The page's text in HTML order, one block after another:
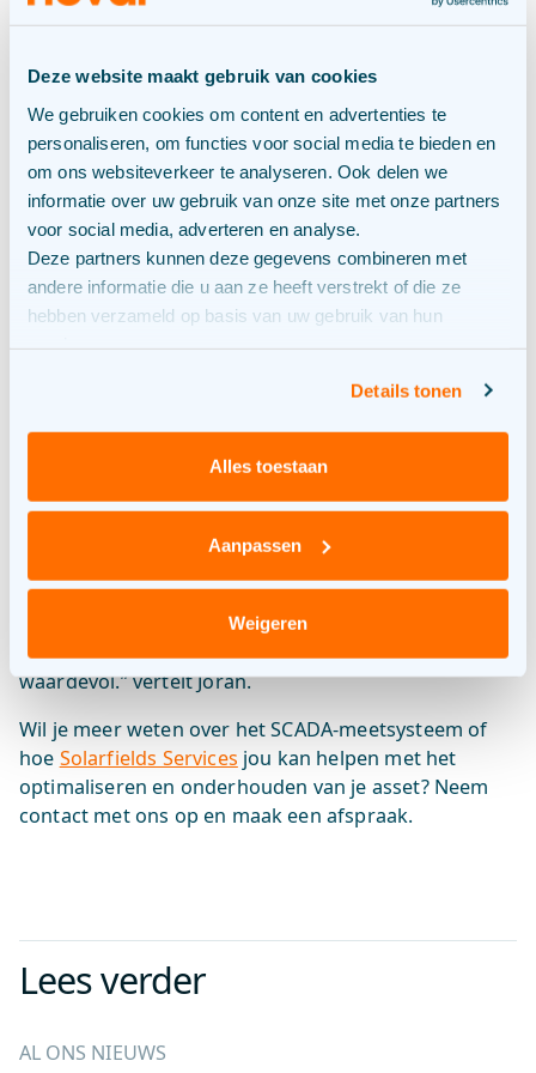
Deze website maakt gebruik van cookies
We gebruiken cookies om content en advertenties te
personaliseren, om functies voor social media te bieden en
om ons websiteverkeer te analyseren. Ook delen we
informatie over uw gebruik van onze site met onze partners
voor social media, adverteren en analyse.
Deze partners kunnen deze gegevens combineren met
andere informatie die u aan ze heeft verstrekt of die ze
hebben verzameld op basis van uw gebruik van hun
Details tonen
Alles toestaan
Aanpassen
Weigeren
Analyses tot in detail
“Als asset manager ben ik ervan overtuigd dat we bij
een zonnepark veel winst kunnen halen uit het
oplossen van kleine verliezen die over een langere
periode kunnen opstapelen. Daarom hebben we ook
een systeem nodig die dit voor ons mogelijk maakt.
SCADA werkt zelfregulerend: het maakt tabellen en
rapporten en geeft in detail aan wat beter kan, maar
ook wat slechter werkt dan voorheen. Daarnaast
geeft het systeem duidelijk aan wanneer een asset
optimale performance van jouw installatie.”
halen, is het tegen elkaar afzetten van grootschalige
en meerjarige data. Op deze manier kunnen wij
gegevens van parken en omvormers met elkaar
Met het oude systeem was dit niet mogelijk. Nu
kunnen we parken van A tot Z doorlichten en zien
waar de verliezen zitten. Dat is natuurlijk hartstikke
waardevol.” vertelt Joran.
Wil je meer weten over het SCADA-meetsysteem of
hoe Solarfields Services jou kan helpen met het
optimaliseren en onderhouden van je asset? Neem
contact met ons op en maak een afspraak.
Lees verder
AL ONS NIEUWS